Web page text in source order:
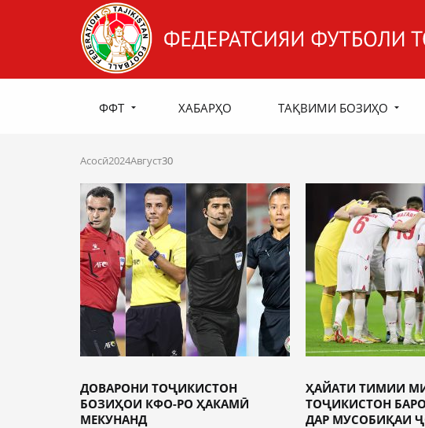
ФФТ ХАБАРҲО ТАҚВИМИ БОЗИҲО
Асосӣ2024Август30
ДОВАРОНИ ТОҶИКИСТОН
БОЗИҲОИ КФО-РО ҲАКАМӢ
МЕКУНАНД
ҲАЙАТИ ТИМИИ
ТОҶИКИСТОН
ДАР МУСОБИҚАИ